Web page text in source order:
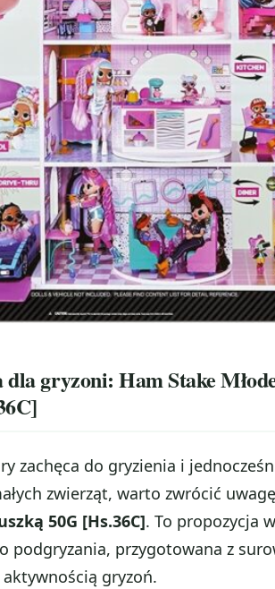
gryzoni: Ham Stake
zachęca do gryzienia i
zwierząt, warto zwrócić
50G [Hs.36C]. To propozycja
podgryzania, przygotowana z
gryzoń.